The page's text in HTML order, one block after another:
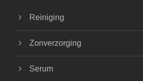
Reiniging
Zonverzorging
Serum